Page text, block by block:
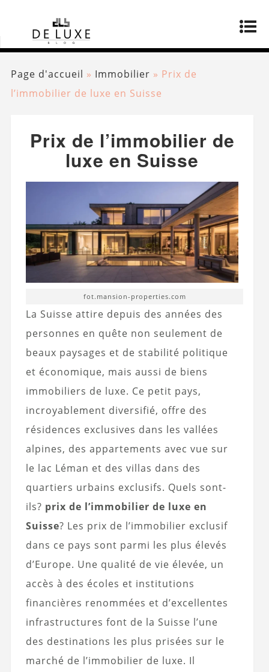
Page d'accueil » Immobilier » Prix ​​de
l’immobilier de luxe en Suisse
Prix ​​de l’immobilier de
luxe en Suisse
fot.mansion-properties.com
La Suisse attire depuis des années des
personnes en quête non seulement de
beaux paysages et de stabilité politique
et économique, mais aussi de biens
immobiliers de luxe. Ce petit pays,
incroyablement diversifié, offre des
résidences exclusives dans les vallées
alpines, des appartements avec vue sur
le lac Léman et des villas dans des
quartiers urbains exclusifs. Quels sont-
ils? prix de l’immobilier de luxe en
Suisse? Les prix de l’immobilier exclusif
dans ce pays sont parmi les plus élevés
d’Europe. Une qualité de vie élevée, un
accès à des écoles et institutions
financières renommées et d’excellentes
infrastructures font de la Suisse l’une
des destinations les plus prisées sur le
marché de l’immobilier de luxe. Il